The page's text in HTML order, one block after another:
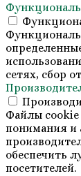
сетях, сбор
Файлы cookie
понимания и
обеспечить
посетителей.